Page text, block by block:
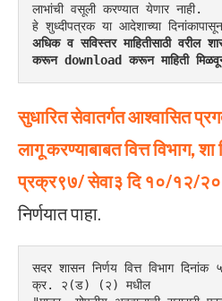
लाभांची वसूली करण्यात येणार नाही.
हे शुध्दीपत्रक या आदेशाच्या
अधिक व सविस्तर माहितीसाठी वरील
करून download करून माहिती
सुधारितसेवातर्गतआश्वासित
लागूकरण्याबाबतवित्तविभाग,शा
प्रक्र९७/ सेवा३ दि १०/१२/
निर्णयात पाहा.
सदर शासन निर्णय वित्त विभाग
क्र. २(ड) (२) मधील